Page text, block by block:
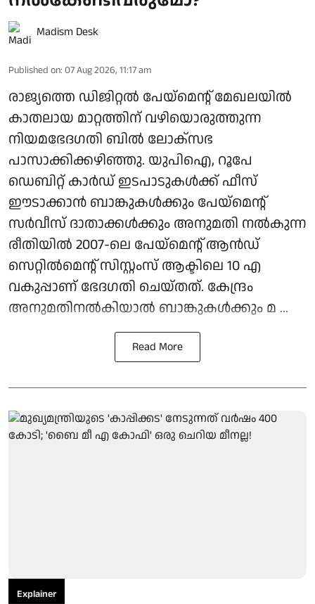
Madism Desk
Published on: 07 Aug 2026, 11:17 am
രാജ്യത്തെ ഡിജിറ്റല്‍ പേയ്‌മെന്റ് മേഖലയില്‍
കാതലായ മാറ്റത്തിന് വഴിയൊരുത്തുന്ന
നിയമഭേദഗതി ബില്‍ ലോക്‌സഭ
പാസാക്കിക്കഴിഞ്ഞു. യുപിഐ, റൂപേ
ഡെബിറ്റ് കാര്‍ഡ് ഇടപാടുകള്‍ക്ക് ഫീസ്
ഈടാക്കാന്‍ ബാങ്കുകള്‍ക്കും പേയ്മെന്റ്
സര്‍വീസ് ദാതാക്കള്‍ക്കും അനുമതി നല്‍കുന്ന
രീതിയില്‍ 2007-ലെ പേയ്മെന്റ് ആന്‍ഡ്
സെറ്റില്‍മെന്റ് സിസ്റ്റംസ് ആക്ടിലെ 10 എ
വകുപ്പാണ് ഭേദഗതി ചെയ്തത്. കേന്ദ്രം
അനുമതിനല്‍കിയാല്‍ ബാങ്കുകള്‍ക്കും മ ...
Read More
Explainer